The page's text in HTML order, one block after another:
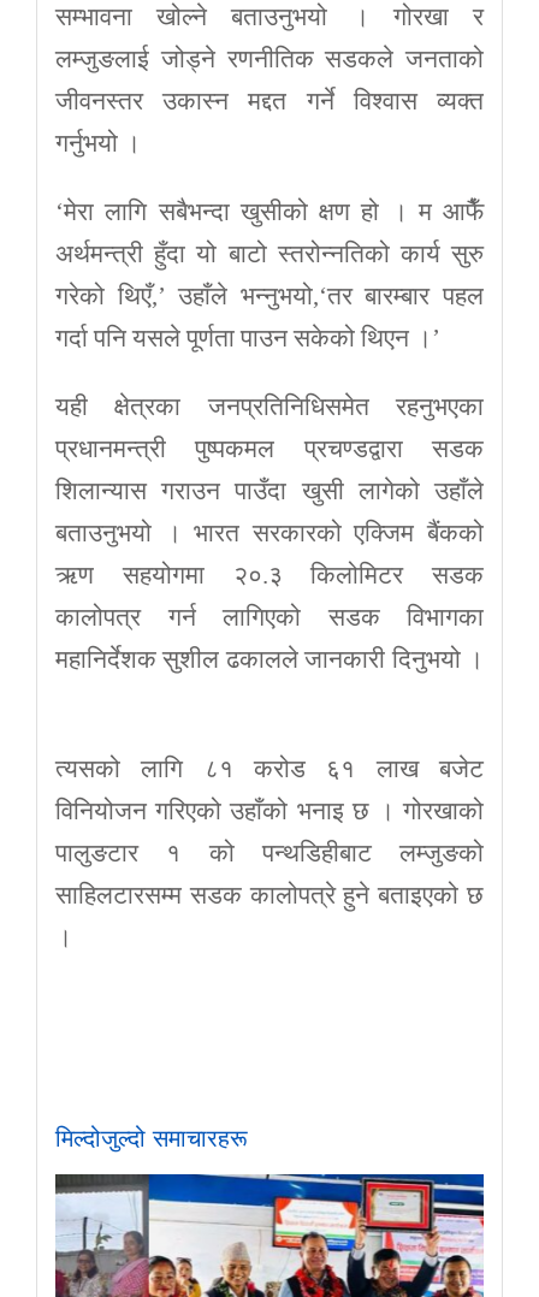
सम्भावना खोल्ने बताउनुभयो । गोरखा र
लम्जुङलाई जोड्ने रणनीतिक सडकले जनताको
जीवनस्तर उकास्न मद्दत गर्ने विश्वास व्यक्त
गर्नुभयो ।
‘मेरा लागि सबैभन्दा खुसीको क्षण हो । म आफैँ
अर्थमन्त्री हुँदा यो बाटो स्तरोन्नतिको कार्य सुरु
गरेको थिएँ,’ उहाँले भन्नुभयो,‘तर बारम्बार पहल
गर्दा पनि यसले पूर्णता पाउन सकेको थिएन ।’
यही क्षेत्रका जनप्रतिनिधिसमेत रहनुभएका
प्रधानमन्त्री पुष्पकमल प्रचण्डद्वारा सडक
शिलान्यास गराउन पाउँदा खुसी लागेको उहाँले
बताउनुभयो । भारत सरकारको एक्जिम बैंकको
ऋण सहयोगमा २०.३ किलोमिटर सडक
कालोपत्र गर्न लागिएको सडक विभागका
महानिर्देशक सुशील ढकालले जानकारी दिनुभयो ।
त्यसको लागि ८१ करोड ६१ लाख बजेट
विनियोजन गरिएको उहाँको भनाइ छ । गोरखाको
पालुङटार १ को पन्थडिहीबाट लम्जुङको
साहिलटारसम्म सडक कालोपत्रे हुने बताइएको छ
।
मिल्दोजुल्दो समाचारहरू